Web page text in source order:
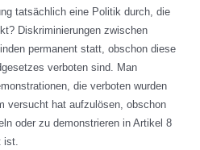
tatsächlich eine Politik durch, die
Diskriminierungen zwischen
permanent statt, obschon diese
verboten sind. Man
die verboten wurden
versucht hat aufzulösen, obschon
oder zu demonstrieren in Artikel 8
ist.